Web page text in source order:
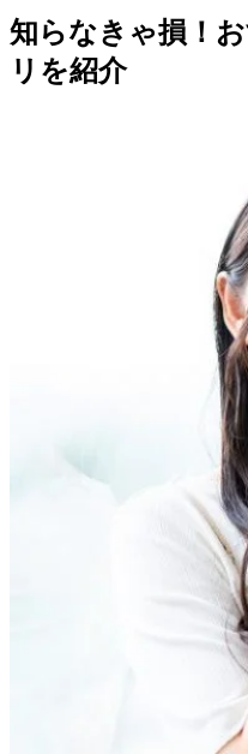
知らなきゃ損！
リを紹介